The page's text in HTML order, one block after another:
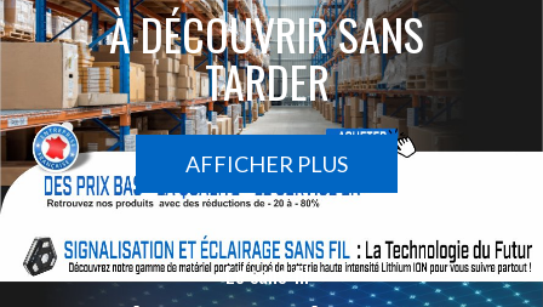
À DÉCOUVRIR SANS
TARDER
AFFICHER PLUS
Le sans-fil